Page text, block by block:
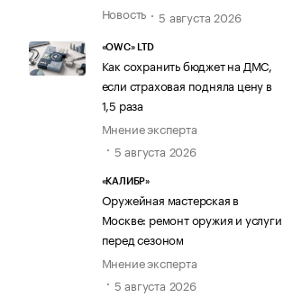
Новость
5 августа 2026
«OWC» LTD
Как сохранить бюджет на ДМС,
если страховая подняла цену в
1,5 раза
Мнение эксперта
5 августа 2026
«КАЛИБР»
Оружейная мастерская в
Москве: ремонт оружия и услуги
перед сезоном
Мнение эксперта
5 августа 2026